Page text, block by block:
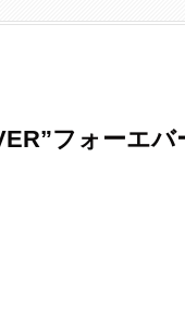
フォーエ